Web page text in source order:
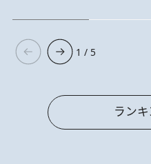
1 / 5
ラン